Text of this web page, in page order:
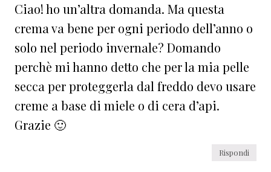
Ciao! ho un’altra domanda. Ma questa
crema va bene per ogni periodo dell’anno o
solo nel periodo invernale? Domando
perchè mi hanno detto che per la mia pelle
secca per proteggerla dal freddo devo usare
creme a base di miele o di cera d’api.
Grazie 🙂
Rispondi